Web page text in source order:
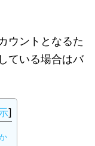
ウントとなるた
ている場合はバ
]